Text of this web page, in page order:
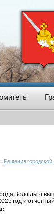
Решения
Вологды о
год и